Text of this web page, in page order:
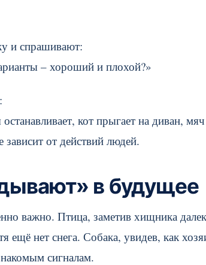
и спрашивают:
– хороший и плохой?»
кот прыгает на диван,
от действий людей.
в будущее
важно. Птица, заметив хищника
ещё нет снега. Собака, увидев, как
сигналам.